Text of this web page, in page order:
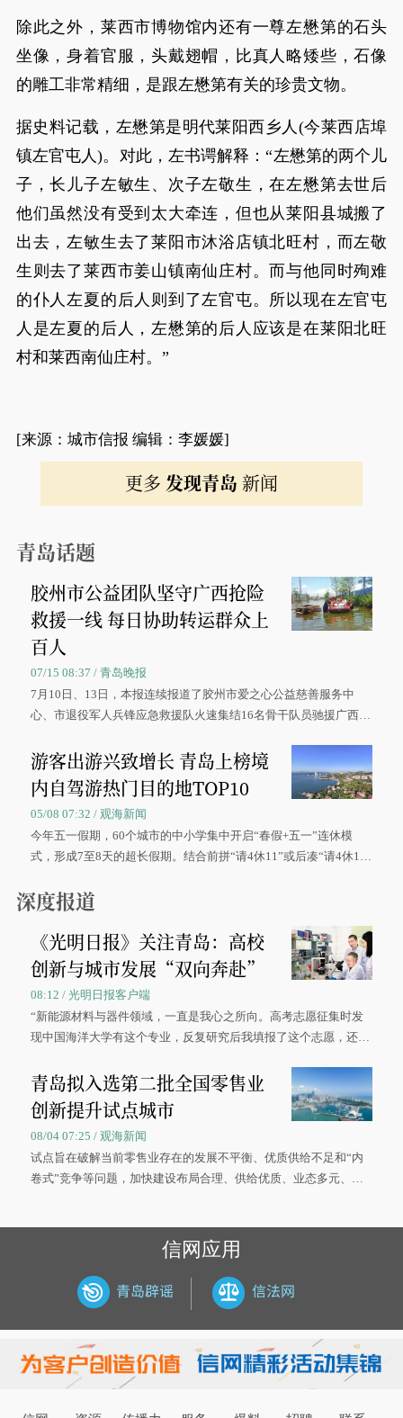
除此之外，莱西市博物馆内还有一尊左懋第的石头
坐像，身着官服，头戴翅帽，比真人略矮些，石像
的雕工非常精细，是跟左懋第有关的珍贵文物。
据史料记载，左懋第是明代莱阳西乡人(今莱西店埠
镇左官屯人)。对此，左书谔解释：“左懋第的两个儿
子，长儿子左敏生、次子左敬生，在左懋第去世后
他们虽然没有受到太大牵连，但也从莱阳县城搬了
出去，左敏生去了莱阳市沐浴店镇北旺村，而左敬
生则去了莱西市姜山镇南仙庄村。而与他同时殉难
的仆人左夏的后人则到了左官屯。所以现在左官屯
人是左夏的后人，左懋第的后人应该是在莱阳北旺
村和莱西南仙庄村。”
[来源：城市信报 编辑：李媛媛]
更多 发现青岛 新闻
青岛话题
胶州市公益团队坚守广西抢险
救援一线 每日协助转运群众上
百人
07/15 08:37 / 青岛晚报
7月10日、13日，本报连续报道了胶州市爱之心公益慈善服务中
心、市退役军人兵锋应急救援队火速集结16名骨干队员驰援广西灾
游客出游兴致增长 青岛上榜境
内自驾游热门目的地TOP10
05/08 07:32 / 观海新闻
今年五一假期，60个城市的中小学集中开启“春假+五一”连休模
式，形成7至8天的超长假期。结合前拼“请4休11”或后凑“请4休1
深度报道
《光明日报》关注青岛：高校
创新与城市发展“双向奔赴”
08:12 / 光明日报客户端
“新能源材料与器件领域，一直是我心之所向。高考志愿征集时发
现中国海洋大学有这个专业，反复研究后我填报了这个志愿，还真
大学材料科学与工程学院材料类专业的录取通知书。
青岛拟入选第二批全国零售业
创新提升试点城市
08/04 07:25 / 观海新闻
试点旨在破解当前零售业存在的发展不平衡、优质供给不足和“内
卷式”竞争等问题，加快建设布局合理、供给优质、业态多元、智
信网应用